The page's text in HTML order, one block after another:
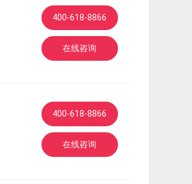
400-618-8866
在线咨询
400-618-8866
在线咨询